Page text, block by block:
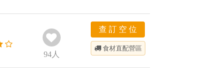
94人
查 訂 空 位
食材直配營區